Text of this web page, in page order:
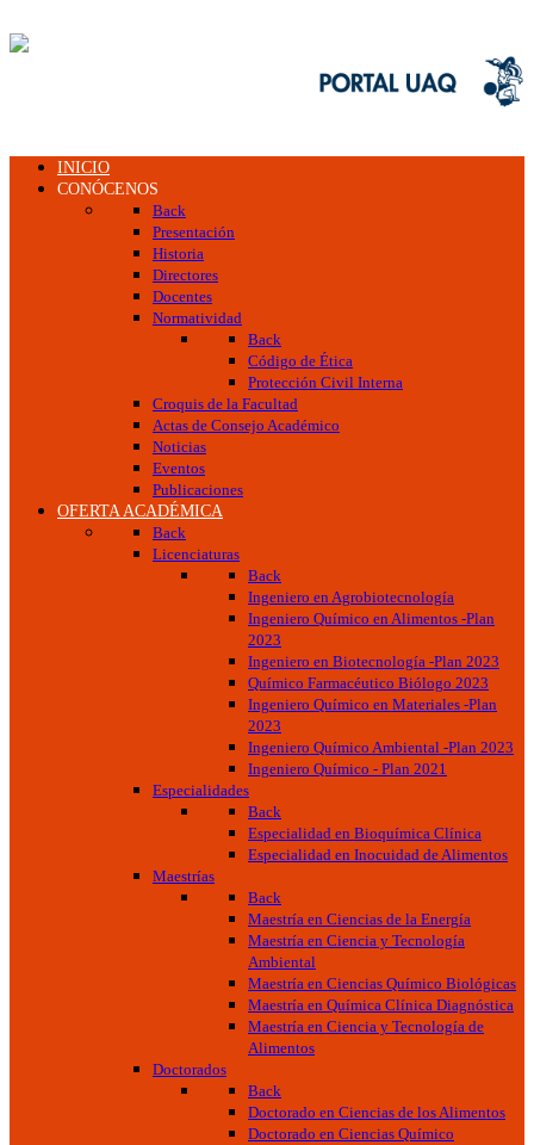
INICIO
CONÓCENOS
Back
Presentación
Historia
Directores
Docentes
Normatividad
Back
Código de Ética
Protección Civil Interna
Croquis de la Facultad
Actas de Consejo Académico
Noticias
Eventos
Publicaciones
OFERTA ACADÉMICA
Back
Licenciaturas
Back
Ingeniero en Agrobiotecnología
Ingeniero Químico en Alimentos -Plan
2023
Ingeniero en Biotecnología -Plan 2023
Químico Farmacéutico Biólogo 2023
Ingeniero Químico en Materiales -Plan
2023
Ingeniero Químico Ambiental -Plan 2023
Ingeniero Químico - Plan 2021
Especialidades
Back
Especialidad en Bioquímica Clínica
Especialidad en Inocuidad de Alimentos
Maestrías
Back
Maestría en Ciencias de la Energía
Maestría en Ciencia y Tecnología
Ambiental
Maestría en Ciencias Químico Biológicas
Maestría en Química Clínica Diagnóstica
Maestría en Ciencia y Tecnología de
Alimentos
Doctorados
Back
Doctorado en Ciencias de los Alimentos
Doctorado en Ciencias Químico